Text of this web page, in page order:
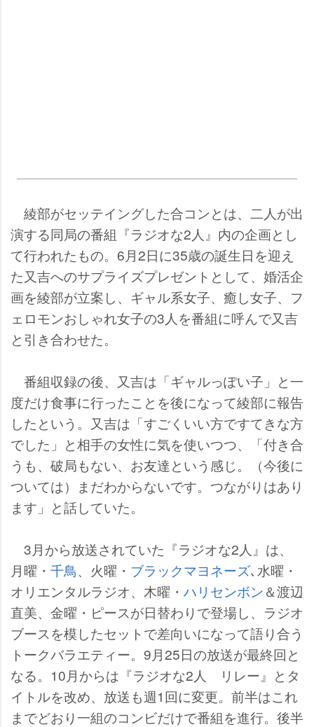
綾部がセッテイングした合コンとは、二人が出
演する同局の番組『ラジオな2人』内の企画とし
て行われたもの。6月2日に35歳の誕生日を迎え
た又吉へのサプライズプレゼントとして、婚活企
画を綾部が立案し、ギャル系女子、癒し女子、フ
ェロモンおしゃれ女子の3人を番組に呼んで又吉
と引き合わせた。
番組収録の後、又吉は「ギャルっぽい子」と一
度だけ食事に行ったことを後になって綾部に報告
したという。又吉は「すごくいい方ですてきな方
でした」と相手の女性に気を使いつつ、「付き合
うも、破局もない、お友達という感じ。（今後に
ついては）まだわからないです。つながりはあり
ます」と話していた。
3月から放送されていた『ラジオな2人』は、
月曜・ 千鳥、火曜・ ブラックマヨネーズ､水曜・
オリエンタルラジオ、木曜・ ハリセンボン＆渡辺
直美、金曜・ピースが日替わりで登場し、ラジオ
ブースを模したセットで差向いになって語り合う
トークバラエティー。9月25日の放送が最終回と
なる。10月からは『ラジオな2人 リレー』とタ
イトルを改め、放送も週1回に変更。前半はこれ
までどおり一組のコンビだけで番組を進行。後半